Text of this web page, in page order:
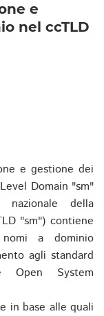
e
nel ccTLD
e gestione dei
Domain "sm"
della
"sm") contiene
a dominio
agli standard
System
in base alle quali